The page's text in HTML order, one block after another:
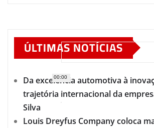
00:00
ÚLTIMAS NOTÍCIAS
Da excelência automotiva à
trajetória internacional da
Silva
Louis Dreyfus Company coloca